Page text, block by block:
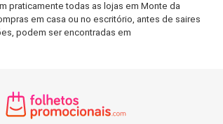
praticamente todas as lojas em Monte da
em casa ou no escritório, antes de saires
podem ser encontradas em